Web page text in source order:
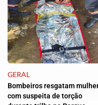
GERAL
Bombeiros resgatam
com suspeita de torção